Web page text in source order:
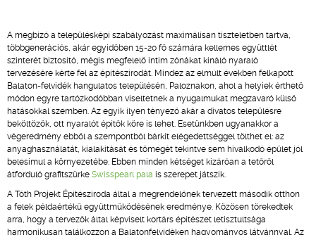
A megbízó a településképi szabályozást maximálisan tiszteletben tartva,
többgenerációs, akár egyidőben 15-20 fő számára kellemes együttlét
színterét biztosító, mégis megfelelő intim zónákat kínáló nyaraló
tervezésére kérte fel az építészirodát. Mindez az elmúlt években felkapott
Balaton-felvidék hangulatos településén, Paloznakon, ahol a helyiek érthető
módon egyre tartózkodóbban viseltetnek a nyugalmukat megzavaró külső
hatásokkal szemben. Az egyik ilyen tényező akár a divatos településre
beköltözők, ott nyaralót építők köre is lehet. Esetünkben ugyanakkor a
végeredmény ebből a szempontból bárkit elégedettséggel tölthet el: az
anyaghasználatát, kialakítását és tömegét tekintve sem hivalkodó épület jól
belesimul a környezetébe. Ebben minden kétséget kizáróan a tetőről
átforduló grafitszürke Swisspearl pala is szerepet játszik.
A Tóth Projekt Építésziroda által a megrendelőnek tervezett második otthon
a felek példaértékű együttműködésének eredménye. Közösen törekedtek
arra, hogy a tervezők által képviselt kortárs építészet letisztultsága
harmonikusan találkozzon a Balatonfelvidéken hagyományos látvánnyal. Az